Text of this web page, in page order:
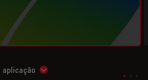
aplicação Show subnavigation